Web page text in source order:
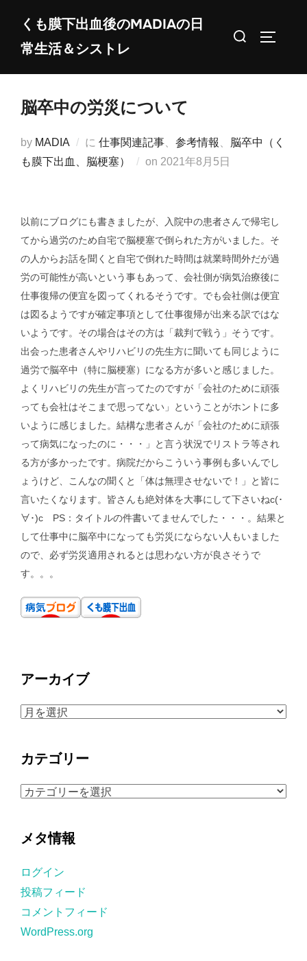
くも膜下出血後のMADIAの日
常生活＆シストレ
検
脳卒中の労災について
by MADIA に 仕事関連記事 参考情報
脳卒中（く
も膜下出血、脳梗塞）
on 投
2021年8月5日
以前にブログにも書きましたが、入院中の患者さんで帰宅し
てから過労のため自宅で脳梗塞で倒られた方がいました。そ
の人からお話を聞くと自宅で倒れた時間は就業時間外だが過
労の可能性が高いという事もあって、会社側が病気治療後に
仕事復帰の便宜を図ってくれるそうです。でも会社側は便宜
は図るようですが確定事項として仕事復帰が出来る訳ではな
いようです。その場合はその方は「裁判で戦う」そうです。
出会った患者さんやリハビリの先生方に聞いても同じように
過労で脳卒中（特に脳梗塞）になる方が多いと感じました。
よくリハビリの先生が言ってたのですが「会社のために頑張
っても会社はそこまで思ってない」ということがホントに多
いように感じました。結構な患者さんが「会社のために頑張
って病気になったのに・・・」と言う状況でリストラ等され
る方が多かったです。病院だからこういう事例も多いんでし
ょうけど、こんなの聞くと「体は無理させないで！」と皆に
言いたくなります。皆さんも絶対体を大事にして下さいねc(･
∀･)c PS：タイトルの件書いてませんでした・・・。結果と
して仕事中に脳卒中になっても労災にならない人もいました
ので、必ず労災適用されるとは思わない方が良さそうで
す。。。
アーカイブ
ア
ブ
カテゴリー
カ
ー
メタ情報
ログイン
投稿フィード
コメントフィード
WordPress.org